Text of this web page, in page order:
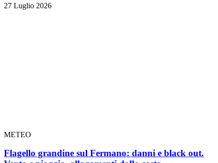
27 Luglio 2026
METEO
Flagello grandine sul Fermano: danni e black out.